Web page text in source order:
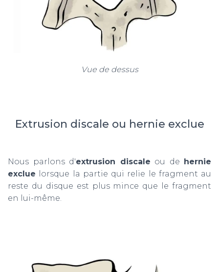
Vue de dessus
Extrusion discale ou hernie exclue
Nous parlons d'extrusion discale ou de hernie
exclue lorsque la partie qui relie le fragment au
reste du disque est plus mince que le fragment
en lui-même.